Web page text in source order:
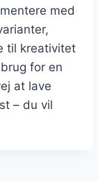
med
til kreativitet
for en
at lave
– du vil